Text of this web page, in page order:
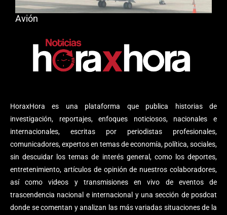
HoraxHora es una plataforma que publica historias de
investigación, reportajes, enfoques noticiosos, nacionales e
internacionales, escritas por periodistas profesionales,
comunicadores, expertos en temas de economía, política, sociales,
sin descuidar los temas de interés general, como los deportes,
entretenimiento, artículos de opinión de nuestros colaboradores,
así como videos y transmisiones en vivo de eventos de
trascendencia nacional e internacional y una sección de posdcat
donde se comentan y analizan las más variadas situaciones de la
Avión